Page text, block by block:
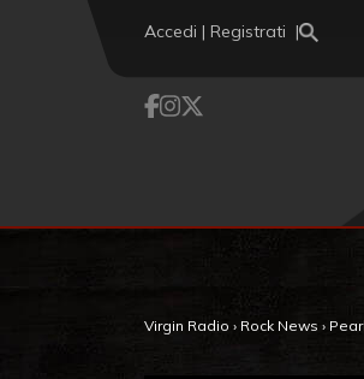
Accedi | Registrati
Virgin Radio › Rock News ›